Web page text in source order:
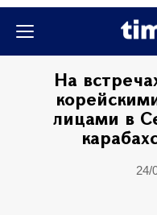
На
лицами в
24/